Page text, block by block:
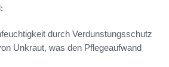
durch Verdunstungsschutz
Unkraut, was den Pflegeaufwand